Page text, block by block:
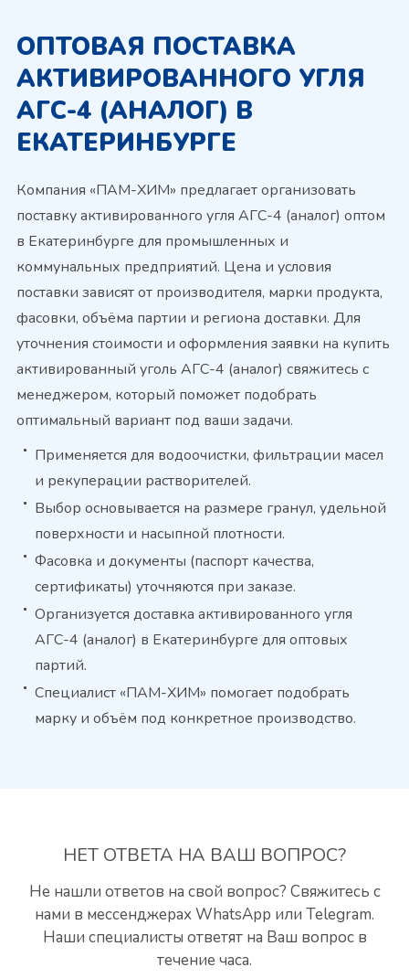
ОПТОВАЯ ПОСТАВКА
АКТИВИРОВАННОГО УГЛЯ
АГС-4 (АНАЛОГ) В
ЕКАТЕРИНБУРГЕ
Компания «ПАМ-ХИМ» предлагает организовать
поставку активированного угля АГС-4 (аналог) оптом
в Екатеринбурге для промышленных и
коммунальных предприятий. Цена и условия
поставки зависят от производителя, марки продукта,
фасовки, объёма партии и региона доставки. Для
уточнения стоимости и оформления заявки на купить
активированный уголь АГС-4 (аналог) свяжитесь с
менеджером, который поможет подобрать
оптимальный вариант под ваши задачи.
Применяется для водоочистки, фильтрации масел
и рекуперации растворителей.
Выбор основывается на размере гранул, удельной
поверхности и насыпной плотности.
Фасовка и документы (паспорт качества,
сертификаты) уточняются при заказе.
Организуется доставка активированного угля
АГС-4 (аналог) в Екатеринбурге для оптовых
партий.
Специалист «ПАМ-ХИМ» помогает подобрать
марку и объём под конкретное производство.
НЕТ ОТВЕТА НА ВАШ ВОПРОС?
Не нашли ответов на свой вопрос? Свяжитесь с
нами в мессенджерах WhatsApp или Telegram.
Наши специалисты ответят на Ваш вопрос в
течение часа.